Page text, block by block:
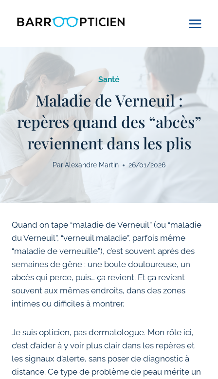
Santé
Maladie de Verneuil :
repères quand des “abcès”
reviennent dans les plis
ParAlexandre Martin 26/01/2026
Quand on tape “maladie de Verneuil” (ou “maladie
du Verneuil”, “verneuil maladie”, parfois même
“maladie de verneuille”), c’est souvent après des
semaines de gêne : une boule douloureuse, un
abcès qui perce, puis… ça revient. Et ça revient
souvent aux mêmes endroits, dans des zones
intimes ou difficiles à montrer.
Je suis opticien, pas dermatologue. Mon rôle ici,
c’est d’aider à y voir plus clair dans les repères et
les signaux d’alerte, sans poser de diagnostic à
distance. Ce type de problème de peau mérite un